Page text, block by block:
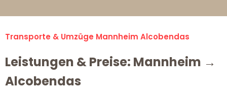
Transporte & Umzüge Mannheim Alcobendas
Leistungen & Preise: Mannheim →
Alcobendas